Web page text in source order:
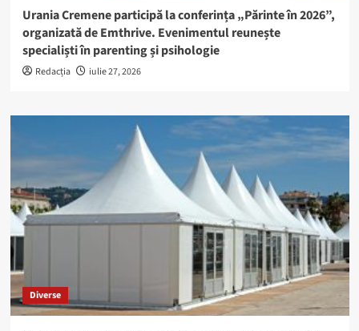
Urania Cremene participă la conferința „Părinte în 2026”,
organizată de Emthrive. Evenimentul reunește
specialiști în parenting și psihologie
Redacția iulie 27, 2026
Diverse